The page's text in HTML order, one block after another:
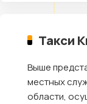
Такси
Выше
местных
области,